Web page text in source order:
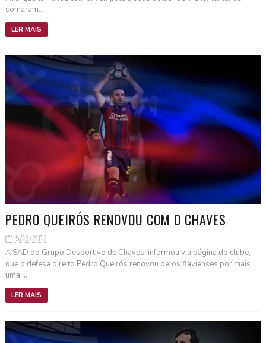
somaram...
LER MAIS
PEDRO QUEIRÓS RENOVOU COM O CHAVES
5/19/2017
A SAD do Grupo Desportivo de Chaves, informou via página do clube,
que o defesa direito Pedro Queirós renovou pelos flavienses por mais
uma ...
LER MAIS